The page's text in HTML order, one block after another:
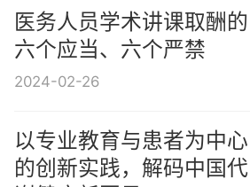
医务人员学术讲课取酬的
六个应当、六个严禁
2024-02-26
以专业教育与患者为中心
的创新实践，解码中国代